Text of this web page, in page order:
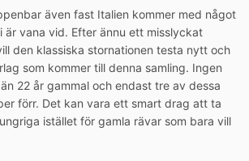
även fast Italien kommer med något
är vana vid. Efter ännu ett misslyckat
den klassiska stornationen testa nytt och
som kommer till denna samling. Ingen
22 år gammal och endast tre av dessa
förr. Det kan vara ett smart drag att ta
istället för gamla rävar som bara vill